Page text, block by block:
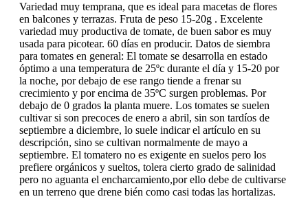
Variedad muy temprana, que es ideal para macetas de flores
en balcones y terrazas. Fruta de peso 15-20g . Excelente
variedad muy productiva de tomate, de buen sabor es muy
usada para picotear. 60 días en producir. Datos de siembra
para tomates en general: El tomate se desarrolla en estado
óptimo a una temperatura de 25ºc durante el día y 15-20 por
la noche, por debajo de ese rango tiende a frenar su
crecimiento y por encima de 35ºC surgen problemas. Por
debajo de 0 grados la planta muere. Los tomates se suelen
cultivar si son precoces de enero a abril, sin son tardíos de
septiembre a diciembre, lo suele indicar el artículo en su
descripción, sino se cultivan normalmente de mayo a
septiembre. El tomatero no es exigente en suelos pero los
prefiere orgánicos y sueltos, tolera cierto grado de salinidad
pero no aguanta el encharcamiento,por ello debe de cultivarse
en un terreno que drene bién como casi todas las hortalizas.